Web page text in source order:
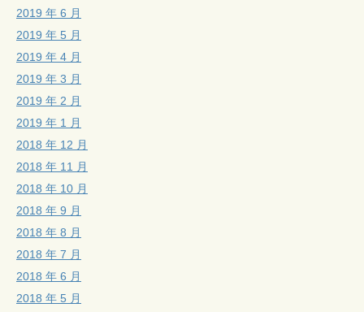
2019 年 6 月
2019 年 5 月
2019 年 4 月
2019 年 3 月
2019 年 2 月
2019 年 1 月
2018 年 12 月
2018 年 11 月
2018 年 10 月
2018 年 9 月
2018 年 8 月
2018 年 7 月
2018 年 6 月
2018 年 5 月